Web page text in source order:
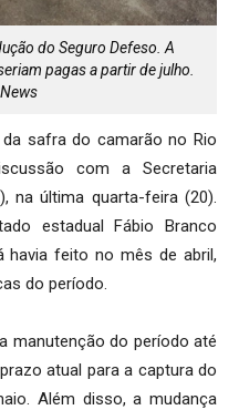
do Seguro Defeso. A
pagas a partir de julho.
safra do camarão no Rio
com a Secretaria
na última quarta-feira (20).
estadual Fábio Branco
havia feito no mês de abril,
do período.
manutenção do período até
atual para a captura do
Além disso, a mudança